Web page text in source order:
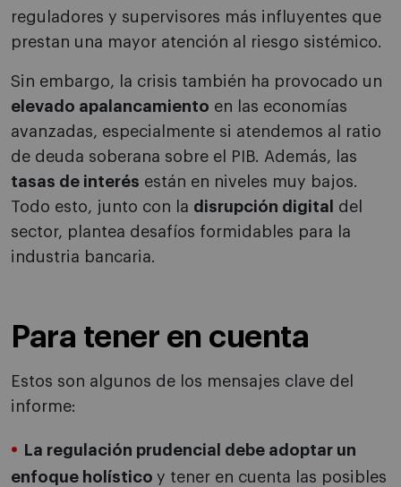
reguladores y supervisores más influyentes que
prestan una mayor atención al riesgo sistémico.
Sin embargo, la crisis también ha provocado un
elevado apalancamiento en las economías
avanzadas, especialmente si atendemos al ratio
de deuda soberana sobre el PIB. Además, las
tasas de interés están en niveles muy bajos.
Todo esto, junto con la disrupción digital
del
sector, plantea desafíos formidables para la
industria bancaria.
Para tener en cuenta
Estos son algunos de los mensajes clave del
informe:
La regulación prudencial debe adoptar un
enfoque holístico y tener en cuenta las posibles